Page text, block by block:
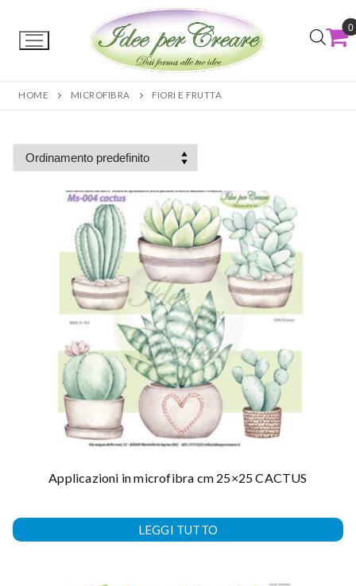
0
HOME MICROFIBRA FIORI E FRUTTA
Applicazioni in microfibra cm 25×25 CACTUS
LEGGI TUTTO